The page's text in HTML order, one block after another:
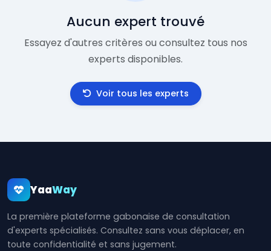
Aucun expert trouvé
Essayez d'autres critères ou consultez tous nos
experts disponibles.
Voir tous les experts
YaaWay
La première plateforme gabonaise de consultation
d'experts spécialisés. Consultez sans vous déplacer, en
toute confidentialité et sans jugement.